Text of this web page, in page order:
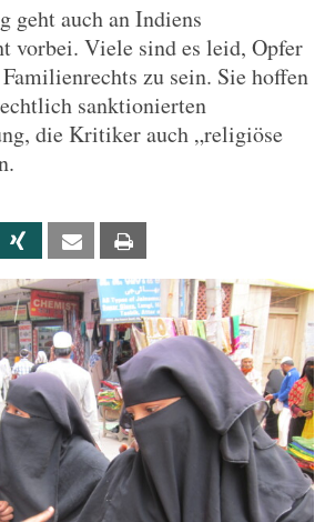
geht auch an Indiens
vorbei. Viele sind es leid, Opfer
zu sein. Sie hoffen
sanktionierten
die Kritiker auch „religiöse
Xing Email